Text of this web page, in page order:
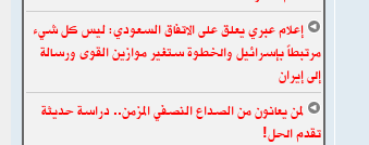
إعلام عبري يعلق على الاتفاق السعودي: ليس كل شيء
مرتبطاً بإسرائيل والخطوة ستغير موازين القوى ورسالة
إلى إيران
لمن يعانون من الصداع النصفي المزمن.. دراسة حديثة
تقدم الحل!